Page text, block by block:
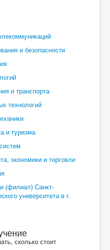
и безопасности
и транспорта
технологий
и туризма
экономики и торговли
(филиал) Санкт-
университета в г.
сколько стоит